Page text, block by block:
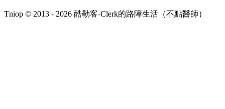
Tniop © 2013 - 2026 酷勒客-Clerk的路障生活（不點醫師）